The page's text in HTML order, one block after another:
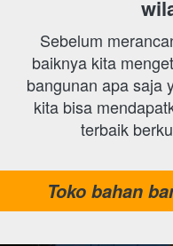
Sebelum
baiknya kita
bangunan apa saja
kita bisa
terbaik
Toko bahan